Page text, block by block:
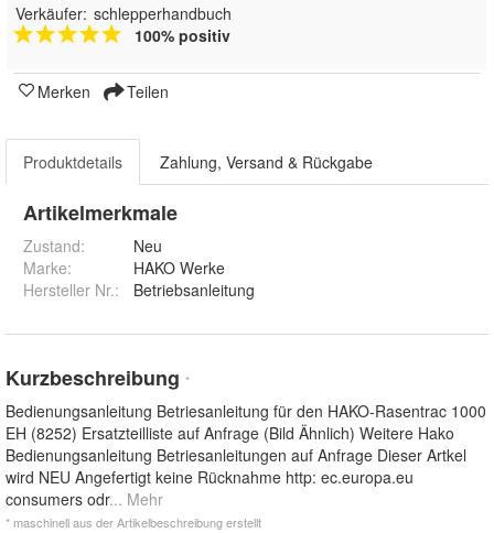
Verkäufer: schlepperhandbuch
100% positiv
Merken Teilen
Produktdetails Zahlung, Versand & Rückgabe
Artikelmerkmale
Zustand:
Neu
Marke:
HAKO Werke
Hersteller Nr.:
Betriebsanleitung
Kurzbeschreibung *
Bedienungsanleitung Betriesanleitung für den HAKO-Rasentrac 1000
EH (8252) Ersatzteilliste auf Anfrage (Bild Ähnlich) Weitere Hako
Bedienungsanleitung Betriesanleitungen auf Anfrage Dieser Artkel
wird NEU Angefertigt keine Rücknahme http: ec.europa.eu
consumers odr... Mehr
* maschinell aus der Artikelbeschreibung erstellt